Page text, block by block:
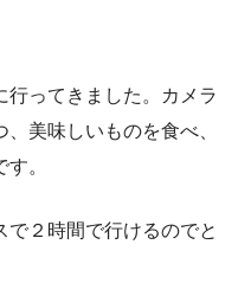
行ってきました。カメラ
美味しいものを食べ、
。
２時間で行けるのでと